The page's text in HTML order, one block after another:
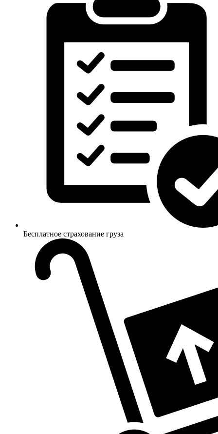
Бесплатное страхование груза